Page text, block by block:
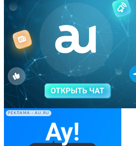
РЕКЛАМА • AU.RU